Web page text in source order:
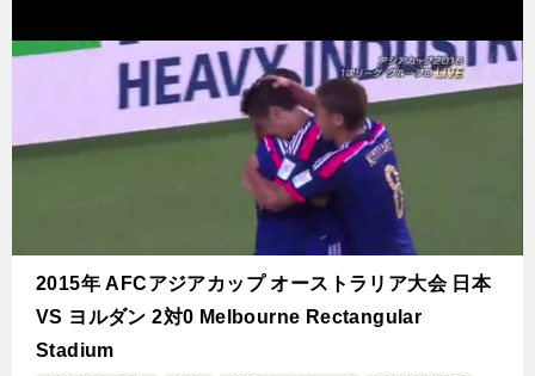
2015年 AFCアジアカップ オーストラリア大会 日本
VS ヨルダン 2対0 Melbourne Rectangular
Stadium